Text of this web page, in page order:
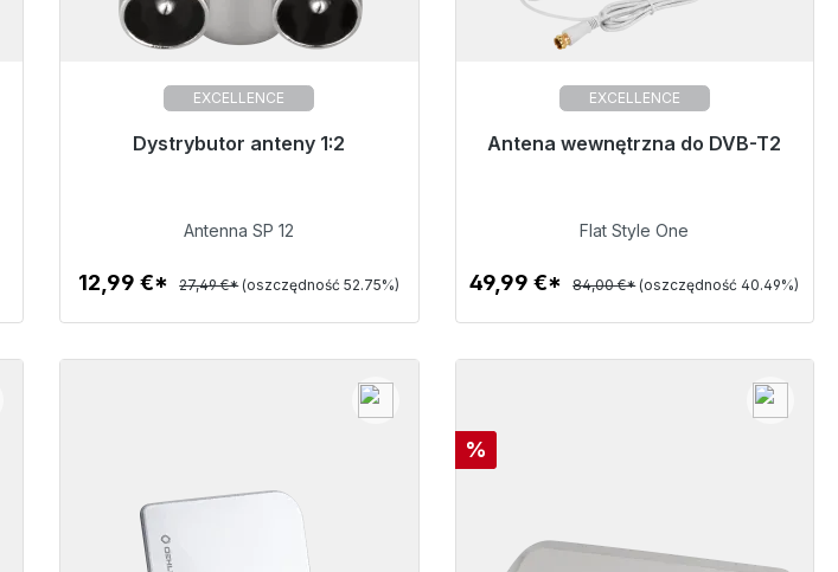
EXCELLENCE
Dystrybutor anteny 1:2
Gotowy do natychmiastowej wysyłki,
12,99 €
Szczegóły
Antenna SP 12
12,99 €* 27,49 €* (oszczędność 52.75%)
EXCELLENCE
Antena wewnętrzna do DVB-T2
Gotowy do natychmiastowej wysyłki,
49,99 €
Szczegóły
Flat Style One
49,99 €* 84,00 €* (oszczędność 40.49%)
Rabat
%